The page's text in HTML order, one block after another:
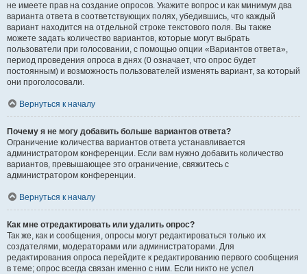
не имеете прав на создание опросов. Укажите вопрос и как минимум два
варианта ответа в соответствующих полях, убедившись, что каждый
вариант находится на отдельной строке текстового поля. Вы также
можете задать количество вариантов, которые могут выбрать
пользователи при голосовании, с помощью опции «Вариантов ответа»,
период проведения опроса в днях (0 означает, что опрос будет
постоянным) и возможность пользователей изменять вариант, за который
они проголосовали.
Вернуться к началу
Почему я не могу добавить больше вариантов ответа?
Ограничение количества вариантов ответа устанавливается
администратором конференции. Если вам нужно добавить количество
вариантов, превышающее это ограничение, свяжитесь с
администратором конференции.
Вернуться к началу
Как мне отредактировать или удалить опрос?
Так же, как и сообщения, опросы могут редактироваться только их
создателями, модераторами или администраторами. Для
редактирования опроса перейдите к редактированию первого сообщения
в теме; опрос всегда связан именно с ним. Если никто не успел